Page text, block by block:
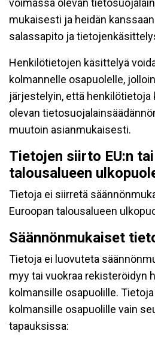
voimassa olevan
mukaisesti ja heidän
salassapito ja
Henkilötietojen käsittelyä
kolmannelle osapuolelle,
järjestelyin, että henkilötietoja
olevan
muutoin asianmukaisesti.
Tietojen siirto EU:n
talousalueen
Tietoja ei siirretä
Euroopan talousalueen
Säännönmukaiset
Tietoja ei luovuteta
myy tai vuokraa rekisteröidyn
kolmansille osapuolille.
kolmansille osapuolille vain
tapauksissa: